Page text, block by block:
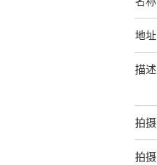
地址
描述
拍
拍